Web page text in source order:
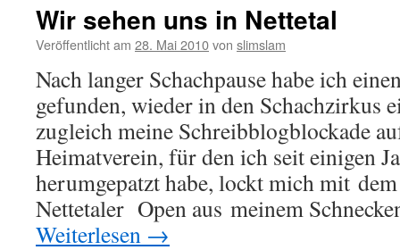
Wir sehen uns in Nettetal
Veröffentlicht am 28. Mai 2010von slimslam
Nach langer Schachpause habe ich
gefunden, wieder in den Schachzirkus
zugleich meine Schreibblogblockade
Heimatverein, für den ich seit einigen
herumgepatzt habe, lockt mich mit
Nettetaler Open aus meinem
Weiterlesen →